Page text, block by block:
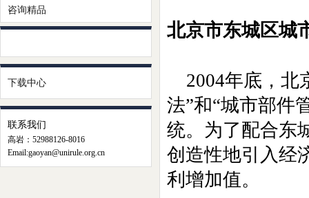
咨询精品
下载中心
联系我们
高岩：52988126-8016
Email:gaoyan@unirule.org.cn
北京市东城区城
2004年底，北
法”和“城市部件
统。为了配合东
创造性地引入经
利增加值。